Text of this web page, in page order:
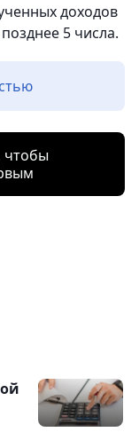
доходов
5 числа.
чтобы